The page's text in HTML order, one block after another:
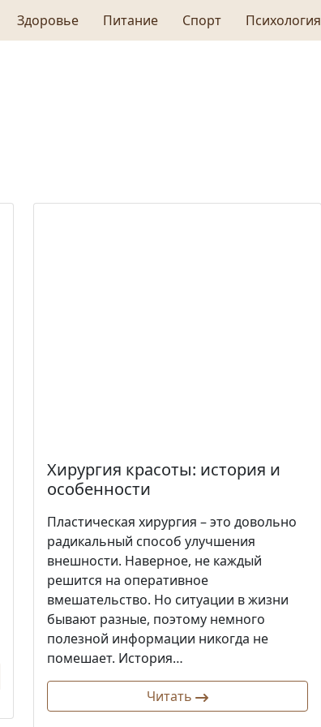
Здоровье Питание Спорт Психология
Хирургия красоты: история и
особенности
Пластическая хирургия – это довольно
радикальный способ улучшения
внешности. Наверное, не каждый
решится на оперативное
вмешательство. Но ситуации в жизни
бывают разные, поэтому немного
полезной информации никогда не
помешает. История…
Читать